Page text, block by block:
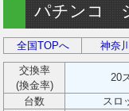
パチンコ
全国TOPへ 神奈
交換率
(換金率)
20
台数
スロ